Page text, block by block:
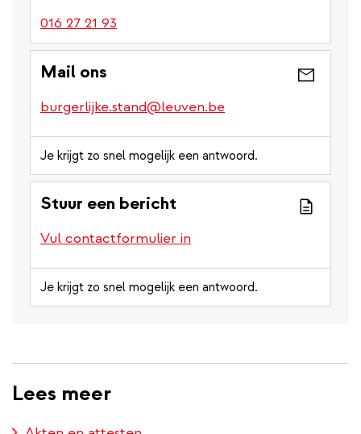
016 27 21 93
Mail ons
burgerlijke.stand@leuven.be
Je krijgt zo snel mogelijk een antwoord.
Stuur een bericht
Vul contactformulier in
Je krijgt zo snel mogelijk een antwoord.
Lees meer